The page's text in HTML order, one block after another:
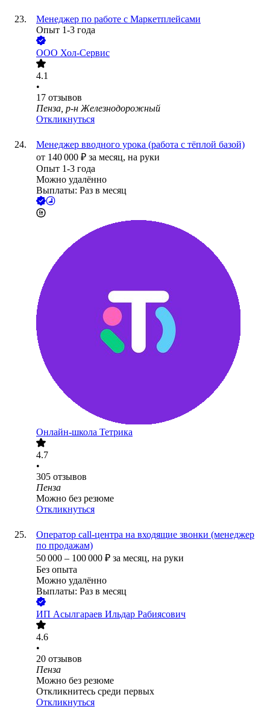
Менеджер по работе с Маркетплейсами
Опыт 1-3 года
ООО Хол-Сервис
4.1
•
17 отзывов
Пенза, р-н Железнодорожный
Откликнуться
Менеджер вводного урока (работа с тёплой базой)
от 140 000 ₽ за месяц, на руки
Опыт 1-3 года
Можно удалённо
Выплаты: Раз в месяц
Онлайн-школа Тетрика
4.7
•
305 отзывов
Пенза
Можно без резюме
Откликнуться
Оператор call-центра на входящие звонки (менеджер
по продажам)
50 000 – 100 000 ₽ за месяц, на руки
Без опыта
Можно удалённо
Выплаты: Раз в месяц
ИП Асылгараев Ильдар Рабиясович
4.6
•
20 отзывов
Пенза
Можно без резюме
Откликнитесь среди первых
Откликнуться